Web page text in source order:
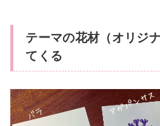
テーマの花材（オリジ
てくる